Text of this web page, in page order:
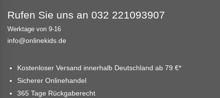
Rufen Sie uns an 032 221093907
Werktage von 9-16
info@onlinekids.de
Kostenloser Versand innerhalb Deutschland ab 79 €*
Sicherer Onlinehandel
365 Tage Rückgaberecht